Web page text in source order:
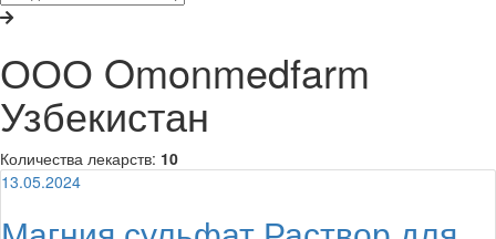
ООО Omonmedfarm
Узбекистан
Количества лекарств: 10
13.05.2024